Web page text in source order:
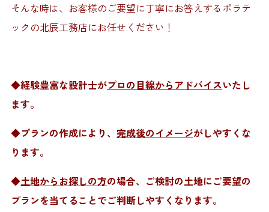
そんな時は、お客様のご要望に丁寧にお答えするポラテ
ックの北辰工務店にお任せください！
◆経験豊富な設計士がプロの目線からアドバイスいたし
ます。
◆プランの作成により、 完成後のイメージがしやすくな
ります。
◆土地からお探しの方の場合、ご検討の土地にご要望の
プランを当てることでご判断しやすくなります。